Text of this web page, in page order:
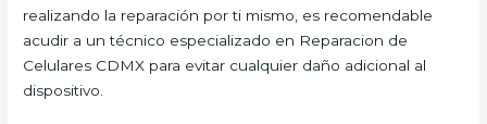
realizando la reparación por ti mismo, es recomendable
acudir a un técnico especializado en Reparacion de
Celulares CDMX para evitar cualquier daño adicional al
dispositivo.